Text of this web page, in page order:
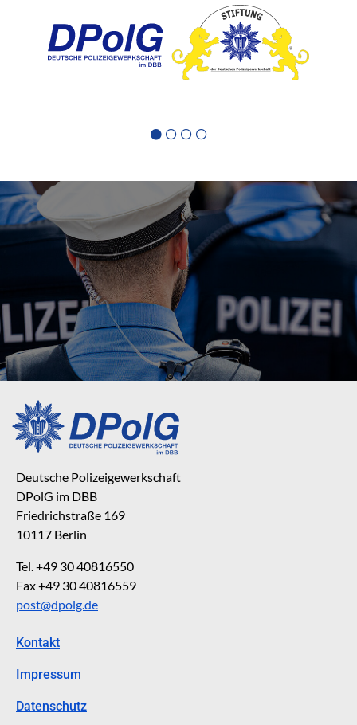
Deutsche Polizeigewerkschaft
DPolG im DBB
Friedrichstraße 169
10117 Berlin
Tel. +49 30 40816550
Fax +49 30 40816559
post@dpolg.de
Kontakt
Impressum
Datenschutz